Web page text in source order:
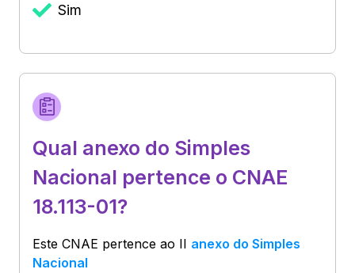
Sim
Qual anexo do Simples
Nacional pertence o CNAE
18.113-01?
Este CNAE pertence ao II anexo do Simples
Nacional